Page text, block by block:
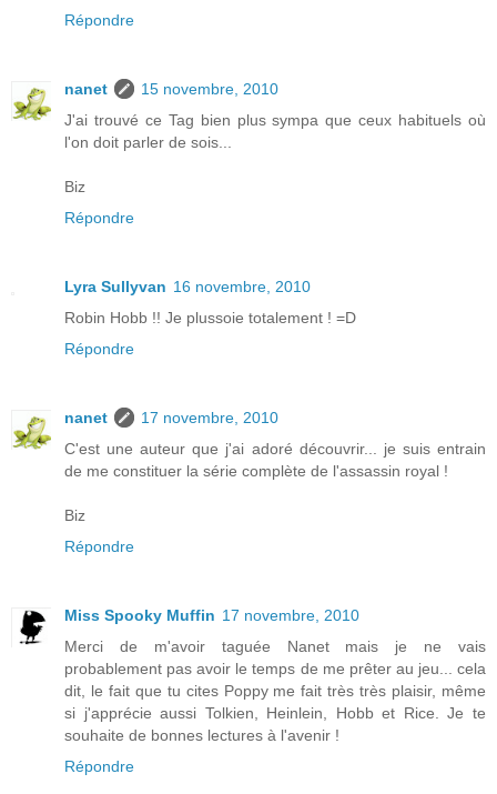
Répondre
nanet
15 novembre, 2010
J'ai trouvé ce Tag bien plus sympa que ceux habituels où
l'on doit parler de sois...
Biz
Répondre
Lyra Sullyvan 16 novembre, 2010
Robin Hobb !! Je plussoie totalement ! =D
Répondre
nanet
17 novembre, 2010
C'est une auteur que j'ai adoré découvrir... je suis entrain
de me constituer la série complète de l'assassin royal !
Biz
Répondre
Miss Spooky Muffin 17 novembre, 2010
Merci de m'avoir taguée Nanet mais je ne vais
probablement pas avoir le temps de me prêter au jeu... cela
dit, le fait que tu cites Poppy me fait très très plaisir, même
si j'apprécie aussi Tolkien, Heinlein, Hobb et Rice. Je te
souhaite de bonnes lectures à l'avenir !
Répondre